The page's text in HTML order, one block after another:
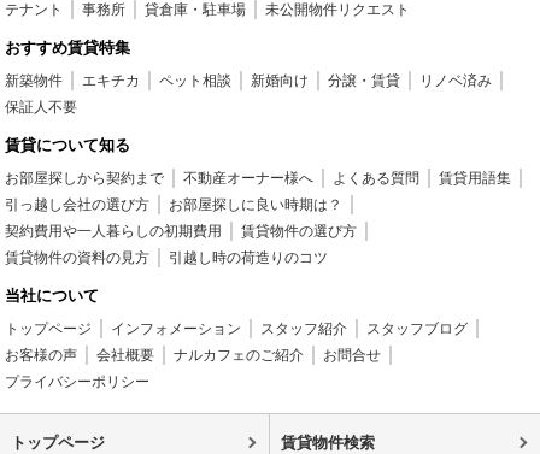
テナント 事務所 貸倉庫・駐車場 未公開物件リクエスト
おすすめ賃貸特集
新築物件 エキチカ ペット相談 新婚向け 分譲・賃貸
リノベ済み
保証人不要
賃貸について知る
お部屋探しから契約まで 不動産オーナー様へ よくある質問
賃貸用語集
引っ越し会社の選び方
お部屋探しに良い時期は？
契約費用や一人暮らしの初期費用
賃貸物件の選び方
賃貸物件の資料の見方
引越し時の荷造りのコツ
当社について
トップページ インフォメーション スタッフ紹介
スタッフブログ
お客様の声
会社概要 ナルカフェのご紹介
お問合せ
プライバシーポリシー
トップページ 賃貸物件検索